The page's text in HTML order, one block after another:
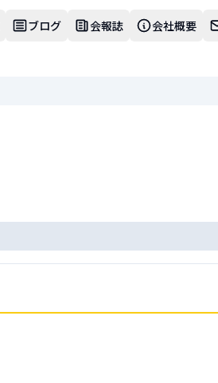
ブログ 会報誌 会社概要